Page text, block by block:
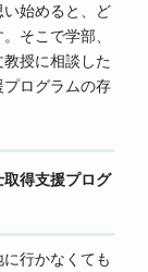
始めると、ど
そこで学部、
授に相談した
ログラムの存
得支援プログ
行かなくても